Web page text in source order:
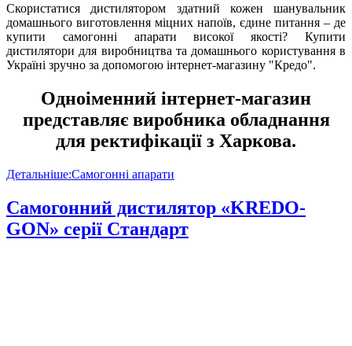
Скористатися дистилятором здатний кожен шанувальник
домашнього виготовлення міцних напоїв, єдине питання – де
купити самогонні апарати високої якості? Купити
дистилятори для виробництва та домашнього користування в
Україні зручно за допомогою інтернет-магазину "Кредо".
Одноіменний інтернет-магазин
представляє виробника обладнання
для ректифікації з Харкова.
Детальніше:Самогонні апарати
Самогонний дистилятор «KREDO-
GON» серії Стандарт